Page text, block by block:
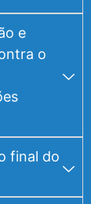
e
o
final do